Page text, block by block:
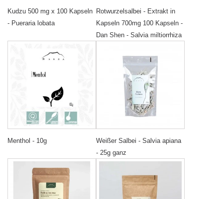
Kudzu 500 mg x 100 Kapseln
- Pueraria lobata
Rotwurzelsalbei - Extrakt in
Kapseln 700mg 100 Kapseln -
Dan Shen - Salvia miltiorrhiza
Menthol - 10g
Weißer Salbei - Salvia apiana
- 25g ganz